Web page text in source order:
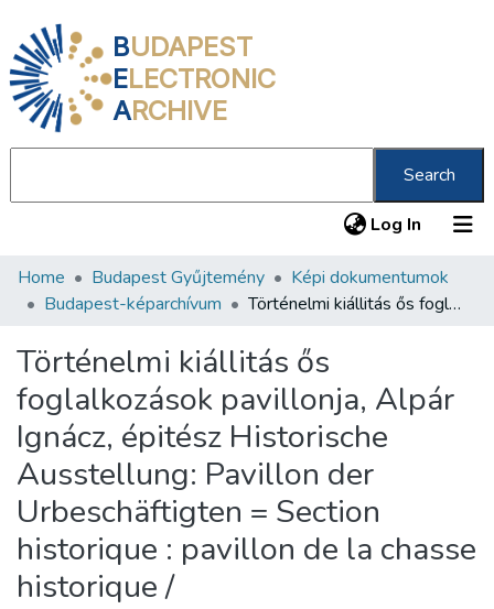
BUDAPEST
ELECTRONIC
ARCHIVE
Search
Log In (current)
Communities & Collections
Statistics
About us
Home Budapest Gyűjtemény
Képi dokumentumok
Budapest-képarchívum
Történelmi kiállitás ős foglalkozások pavillonja, Alpár Ignácz, épitész Historische Ausstellung: Pavillon der Urbeschäftigten = Section historique : pavillon de la chasse historique /
Történelmi kiállitás ős
foglalkozások pavillonja, Alpár
Ignácz, épitész Historische
Ausstellung: Pavillon der
Urbeschäftigten = Section
historique : pavillon de la chasse
historique /